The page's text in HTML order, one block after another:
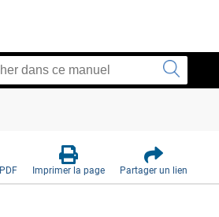
Imprimer la page Partager un lien